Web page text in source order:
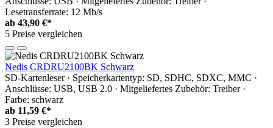
Lesetransferrate: 12 Mb/s
ab 43,90 €*
5 Preise vergleichen
Nedis CRDRU2100BK Schwarz
SD-Kartenleser · Speicherkartentyp: SD, SDHC, SDXC, MMC ·
Anschlüsse: USB, USB 2.0 · Mitgeliefertes Zubehör: Treiber ·
Farbe: schwarz
ab 11,59 €*
3 Preise vergleichen